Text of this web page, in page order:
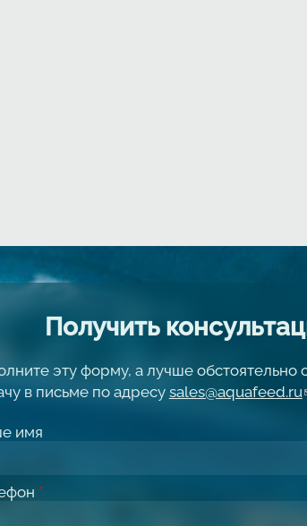
Получить
эту форму, а лучше обстоятельно
в письме по адресуsales@aquafeed.ru
имя
*